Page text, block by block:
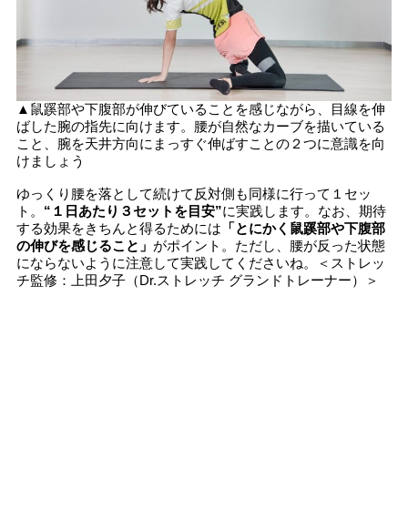
▲鼠蹊部や下腹部が伸びていることを感じながら、目線を伸
ばした腕の指先に向けます。腰が自然なカーブを描いている
こと、腕を天井方向にまっすぐ伸ばすことの２つに意識を向
けましょう
ゆっくり腰を落として続けて反対側も同様に行って１セッ
ト。 “１日あたり３セットを目安”に実践します。なお、期待
する効果をきちんと得るためには 「とにかく鼠蹊部や下腹部
の伸びを感じること」 がポイント。ただし、腰が反った状態
にならないように注意して実践してくださいね。＜ストレッ
チ監修：上田夕子（Dr.ストレッチ グランドトレーナー）＞